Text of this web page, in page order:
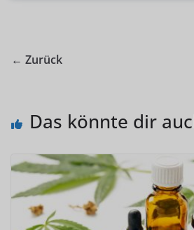
← Zurück
Das könnte dir